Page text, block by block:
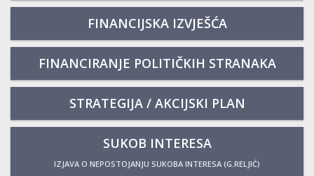
FINANCIJSKA IZVJEŠĆA
FINANCIRANJE POLITIČKIH STRANAKA
STRATEGIJA / AKCIJSKI PLAN
SUKOB INTERESA
IZJAVA O NEPOSTOJANJU SUKOBA INTERESA (G.RELJIĆ)